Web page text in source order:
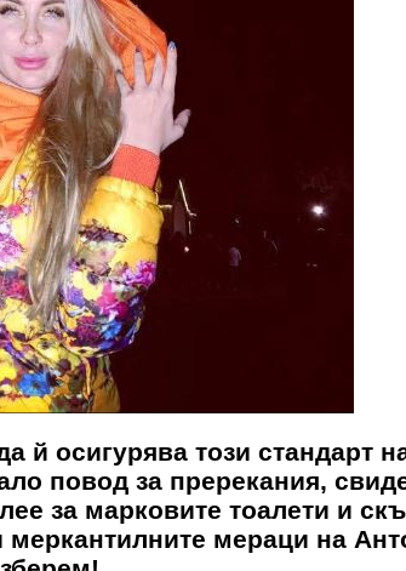
й осигурява този стандарт
повод за пререкания,
за марковите тоалети и
меркантилните мераци на